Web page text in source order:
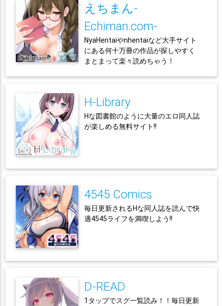
えちまん-
Echiman.com-
NyaHentaiやnhentaiなど大手サイト
にある何十万冊の作品が探しやすく
まとまって楽々読めちゃう！
H-Library
Hな図書館のように大量のエロ同人誌
が楽しめる無料サイト!!
4545 Comics
毎日更新されるHな同人誌を読んで快
適4545ライフを満喫しよう!!
D-READ
1タップでスグ一覧読み！！毎日更新